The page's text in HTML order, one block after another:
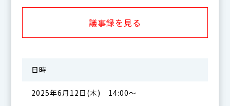
議事録を見る
日時
2025年6月12日(木) 14:00～